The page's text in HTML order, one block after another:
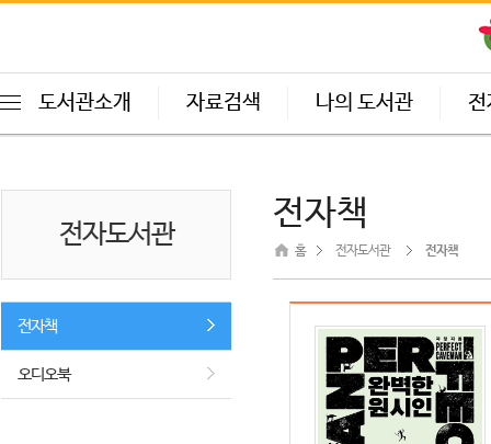
도서관소개 자료검색 나의 도서관 전
전자도서관
전자책
오디오북
전자책
홈 전자도서관 전자책